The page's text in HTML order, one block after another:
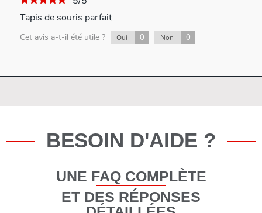
Tapis de souris parfait
Cet avis a-t-il été utile ? Oui 0 Non 0
BESOIN D'AIDE ?
UNE FAQ COMPLÈTE
ET DES RÉPONSES